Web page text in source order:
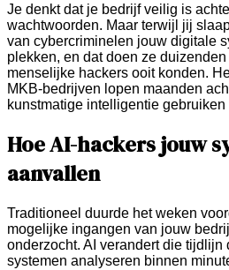
Je denkt dat je bedrijf veilig is
wachtwoorden. Maar terwijl jij
van cybercriminelen jouw digitale
plekken, en dat doen ze
menselijke hackers ooit konden.
MKB-bedrijven lopen maanden
kunstmatige intelligentie
Hoe AI-hackers jouw
aanvallen
Traditioneel duurde het weken
mogelijke ingangen van jouw
onderzocht. AI verandert die tijdlijn
systemen analyseren binnen